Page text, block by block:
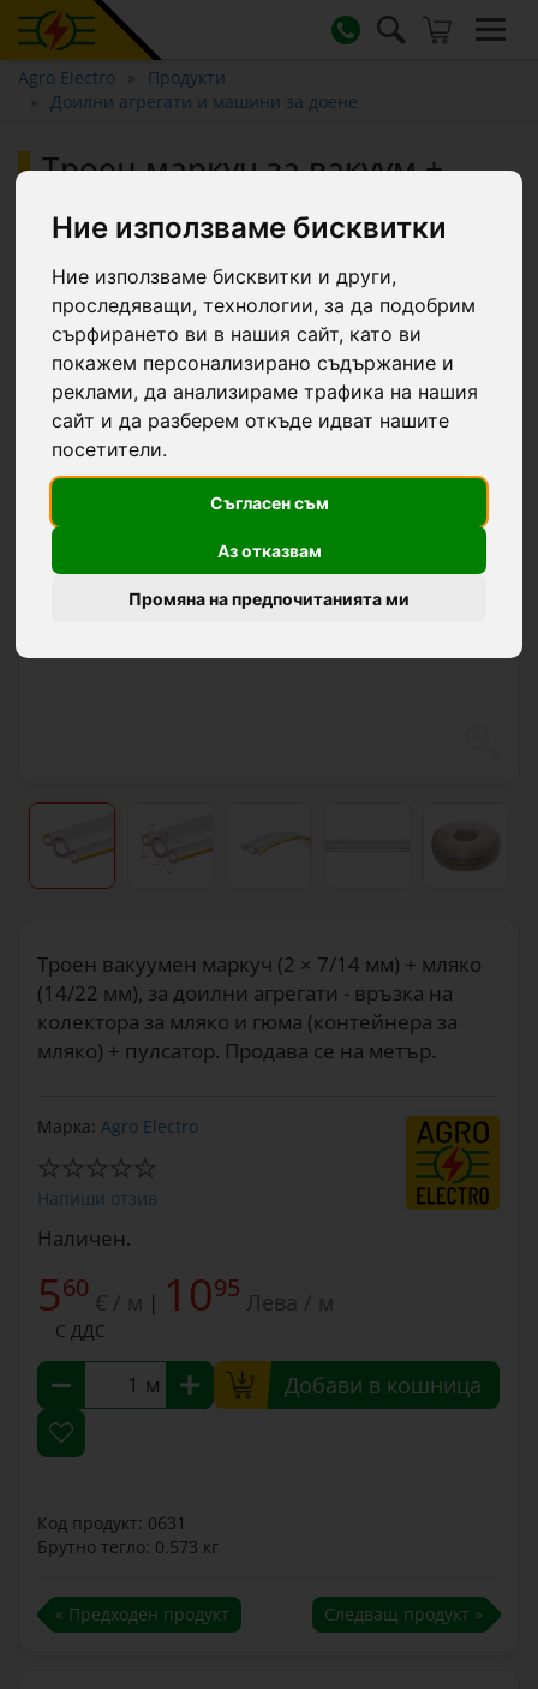
Ние използваме бисквитки
Ние използваме бисквитки и други,
проследяващи, технологии, за да подобрим
сърфирането ви в нашия сайт, като ви
покажем персонализирано съдържание и
реклами, да анализираме трафика на нашия
сайт и да разберем откъде идват нашите
посетители.
Съгласен съм
Аз отказвам
Промяна на предпочитанията ми
Agro Electro
Продукти
Доилни агрегати и машини за доене
Троен маркуч за вакуум +
7/14 + 14/22 + 7/14 мм
Троен вакуумен маркуч (2 × 7/14 мм) + мляко
(14/22 мм), за доилни агрегати - връзка на
колектора за мляко и гюма (контейнера за
мляко) + пулсатор. Продава се на метър.
Марка: Agro Electro
Напиши отзив
Наличен.
560 € / м | 1095 Лева / м
С ДДС
м Добави в кошница
Код продукт: 0631
Брутно тегло: 0.573 кг
« Предходен продукт Следващ продукт »